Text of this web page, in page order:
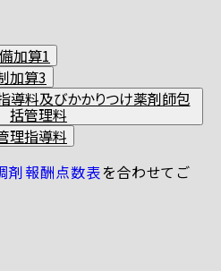
加算1
加算3
導料及びかかりつけ薬剤師包
括管理料
理指導料
剤報酬点数表を合わせてご